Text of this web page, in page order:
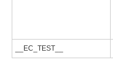
__EC_TEST__